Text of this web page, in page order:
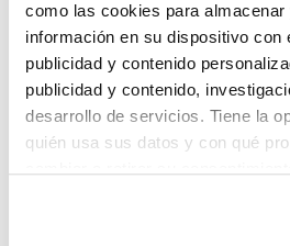
como las cookies para
información en su dispositivo con
publicidad y contenido
publicidad y contenido,
desarrollo de servicios. Tiene la
quién usa sus datos y con qué
Lo sentimos, no
te hemos traido
Pero puedes encontrar el
buscando en alguno de estos